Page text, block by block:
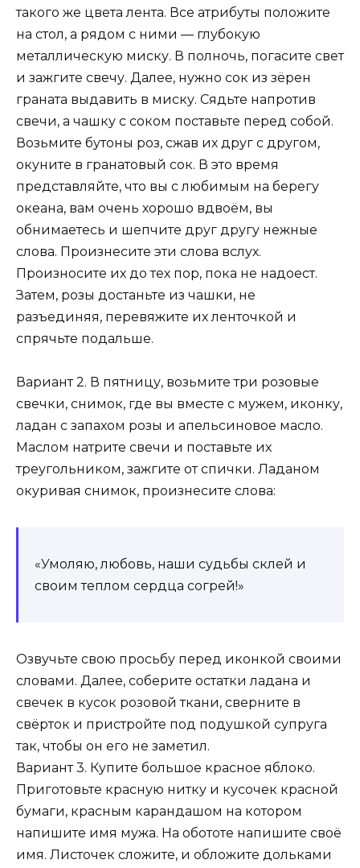
такого же цвета лента. Все атрибуты положите
на стол, а рядом с ними — глубокую
металлическую миску. В полночь, погасите свет
и зажгите свечу. Далее, нужно сок из зёрен
граната выдавить в миску. Сядьте напротив
свечи, а чашку с соком поставьте перед собой.
Возьмите бутоны роз, сжав их друг с другом,
окуните в гранатовый сок. В это время
представляйте, что вы с любимым на берегу
океана, вам очень хорошо вдвоём, вы
обнимаетесь и шепчите друг другу нежные
слова. Произнесите эти слова вслух.
Произносите их до тех пор, пока не надоест.
Затем, розы достаньте из чашки, не
разъединяя, перевяжите их ленточкой и
спрячьте подальше.
Вариант 2. В пятницу, возьмите три розовые
свечки, снимок, где вы вместе с мужем, иконку,
ладан с запахом розы и апельсиновое масло.
Маслом натрите свечи и поставьте их
треугольником, зажгите от спички. Ладаном
окуривая снимок, произнесите слова:
«Умоляю, любовь, наши судьбы склей и
своим теплом сердца согрей!»
Озвучьте свою просьбу перед иконкой своими
словами. Далее, соберите остатки ладана и
свечек в кусок розовой ткани, сверните в
свёрток и пристройте под подушкой супруга
так, чтобы он его не заметил.
Вариант 3. Купите большое красное яблоко.
Приготовьте красную нитку и кусочек красной
бумаги, красным карандашом на котором
напишите имя мужа. На обототе напишите своё
имя. Листочек сложите, и обложите дольками